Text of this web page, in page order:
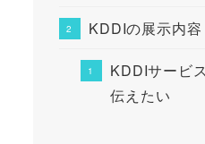
KDDIの展示内容
KDDIサービ
伝えたい